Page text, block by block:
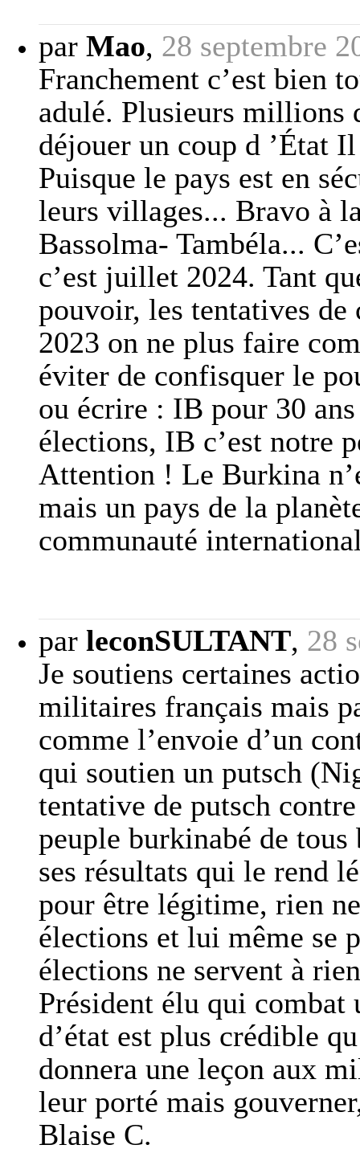
par Mao, 28 septembre
Franchement c’est bien
adulé. Plusieurs millions
déjouer un coup d ’État
Puisque le pays est en
leurs villages... Bravo à
Bassolma- Tambéla...
c’est juillet 2024. Tant
pouvoir, les tentatives
2023 on ne plus faire
éviter de confisquer le
ou écrire : IB pour 30
élections, IB c’est notre
Attention ! Le Burkina
mais un pays de la
communauté
par leconSULTANT, 28
Je soutiens certaines
militaires français mais
comme l’envoie d’un
qui soutien un putsch
tentative de putsch
peuple burkinabé de tous
ses résultats qui le rend
pour être légitime, rien
élections et lui même se
élections ne servent à
Président élu qui combat
d’état est plus crédible
donnera une leçon aux
leur porté mais
Blaise C.